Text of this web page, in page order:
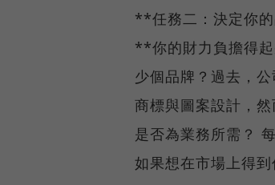
**任務二：決定你
**你的財力負擔得
少個品牌？過去，
商標與圖案設計，
是否為業務所需？
如果想在市場上得